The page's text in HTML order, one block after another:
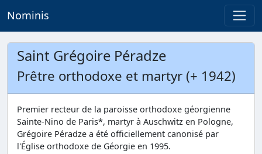
Nominis
Saint Grégoire Péradze
Prêtre orthodoxe et martyr (+ 1942)
Premier recteur de la paroisse orthodoxe géorgienne
Sainte-Nino de Paris*, martyr à Auschwitz en Pologne,
Grégoire Péradze a été officiellement canonisé par
l'Église orthodoxe de Géorgie en 1995.